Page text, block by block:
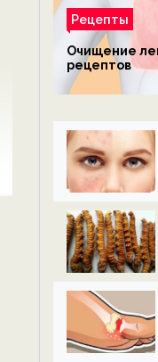
Рецепты
Очищение
рецептов